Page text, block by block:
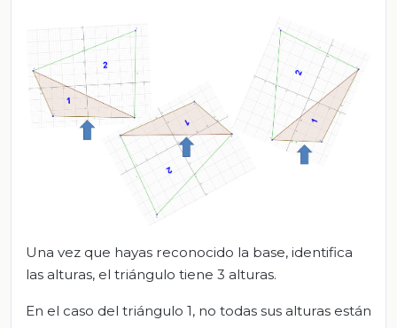
Una vez que hayas reconocido la base, identifica
las alturas, el triángulo tiene 3 alturas.
En el caso del triángulo 1, no todas sus alturas están